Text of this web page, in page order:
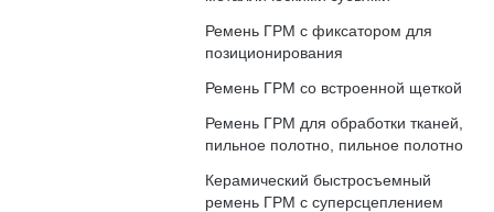
Ремень ГРМ с фиксатором для
позиционирования
Ремень ГРМ со встроенной щеткой
Ремень ГРМ для обработки тканей,
пильное полотно, пильное полотно
Керамический быстросъемный
ремень ГРМ с суперсцеплением